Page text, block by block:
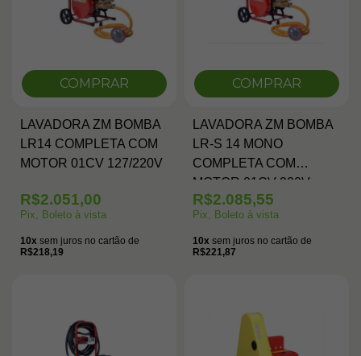
COMPRAR
LAVADORA ZM BOMBA
LR14 COMPLETA COM
MOTOR 01CV 127/220V
R$2.051,00
Pix, Boleto à vista
10x sem juros no cartão de
R$218,19
COMPRAR
LAVADORA ZM BOMBA
LR-S 14 MONO
COMPLETA COM
MOTOR 01CV 220V
R$2.085,55
Pix, Boleto à vista
10x sem juros no cartão de
R$221,87